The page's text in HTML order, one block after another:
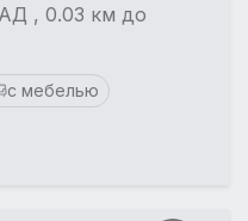
, 0.03 км до
с мебелью